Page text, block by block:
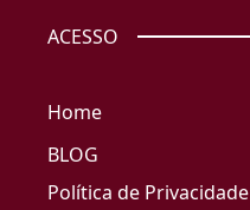
ACESSO
Home
BLOG
Política de Privacidade